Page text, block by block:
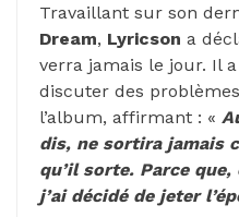
Travaillant sur son
Dream, Lyricson a
verra jamais le jour. Il
discuter des
l’album, affirmant : «
dis, ne sortira jamais
qu’il sorte. Parce
j’ai décidé de jeter